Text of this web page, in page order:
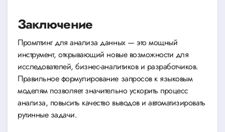
Заключение
Промптинг для анализа данных — это мощный
инструмент, открывающий новые возможности для
исследователей, бизнес-аналитиков и разработчиков.
Правильное формулирование запросов к языковым
моделям позволяет значительно ускорить процесс
анализа, повысить качество выводов и автоматизировать
рутинные задачи.